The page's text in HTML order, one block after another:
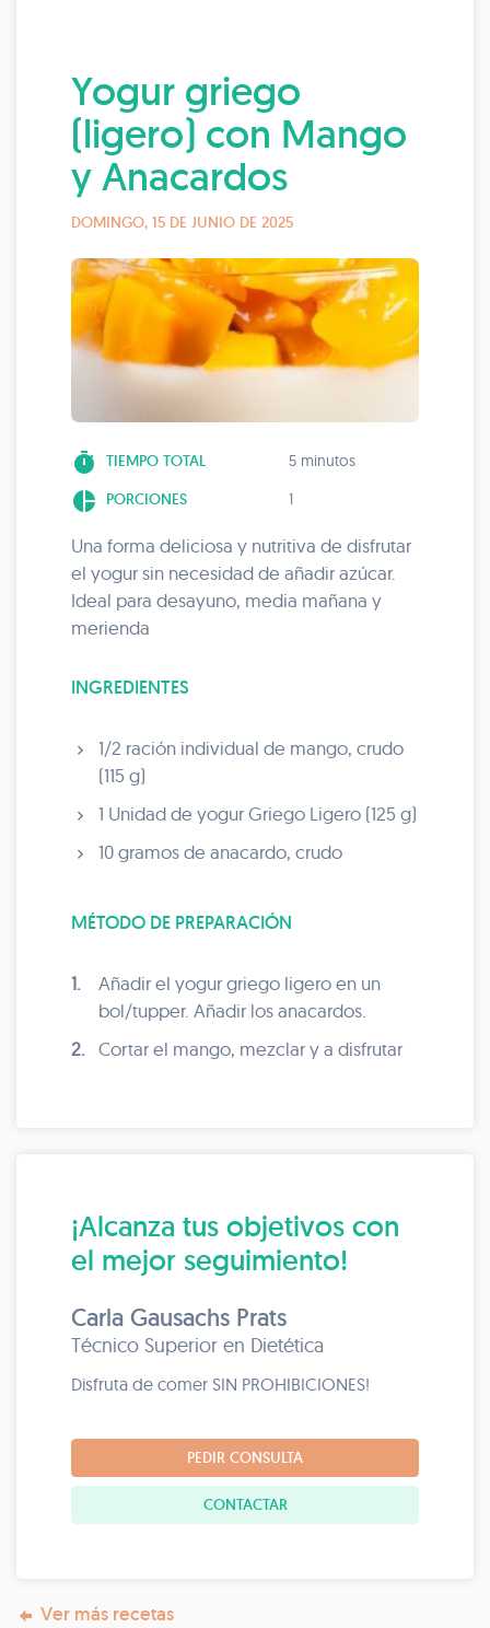
Yogur griego
(ligero) con Mango
y Anacardos
DOMINGO, 15 DE JUNIO DE 2025
timer TIEMPO TOTAL 5 minutos
pie_chart PORCIONES 1
Una forma deliciosa y nutritiva de disfrutar
el yogur sin necesidad de añadir azúcar.
Ideal para desayuno, media mañana y
merienda
INGREDIENTES
1/2 ración individual de mango, crudo
(115 g)
1 Unidad de yogur Griego Ligero (125 g)
10 gramos de anacardo, crudo
MÉTODO DE PREPARACIÓN
1.
Añadir el yogur griego ligero en un
bol/tupper. Añadir los anacardos.
2.
Cortar el mango, mezclar y a disfrutar
¡Alcanza tus objetivos con
el mejor seguimiento!
Carla Gausachs Prats
Técnico Superior en Dietética
Disfruta de comer SIN PROHIBICIONES!
PEDIR CONSULTA
CONTACTAR
Ver más recetas